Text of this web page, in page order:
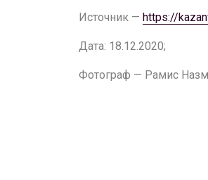
Источник — https://
Дата: 18.12.2020;
Фотограф — Рамис